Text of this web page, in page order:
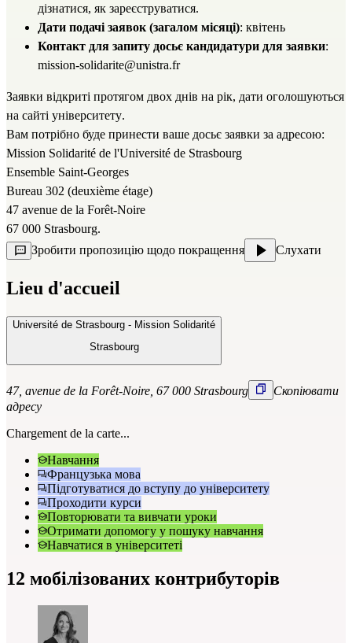
дізнатися, як зареєструватися.
Дати подачі заявок (загалом місяці): квітень
Контакт для запиту досьє кандидатури для заявки
mission-solidarite@unistra.fr
на сайті університету.
Вам потрібно буде принести ваше досьє заявки за адресою:
Mission Solidarité de l'Université de Strasbourg
Ensemble Saint-Georges
Bureau 302 (deuxième étage)
47 avenue de la Forêt-Noire
67 000 Strasbourg.
Зробити пропозицію щодо покращення
Слухати
Lieu d'accueil
Université de Strasbourg - Mission Solidarité
Strasbourg
47, avenue de la Forêt-Noire, 67 000 Strasbourg
Скопіювати
адресу
Chargement de la carte...
Навчання
Французька мова
Підготуватися до вступу до університету
Проходити курси
Повторювати та вивчати уроки
Отримати допомогу у пошуку навчання
Навчатися в університеті
12 мобілізованих контрибуторів